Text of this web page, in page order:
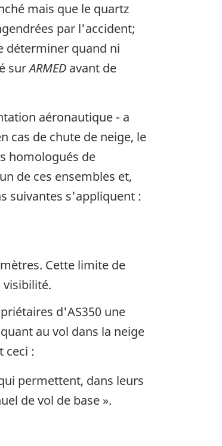
mais que le quartz
par l'accident;
déterminer quand ni
surARMED avant de
aéronautique - a
cas de chute de neige, le
homologués de
de ces ensembles et,
suivantes s'appliquent :
Cette limite de
d'AS350 une
au vol dans la neige
ceci :
permettent, dans leurs
de vol de base ».